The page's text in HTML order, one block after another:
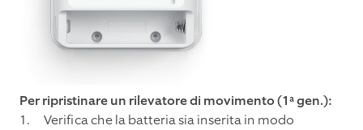
Per ripristinare un rilevatore di movimento (1ª gen.):
Verifica che la batteria sia inserita in modo